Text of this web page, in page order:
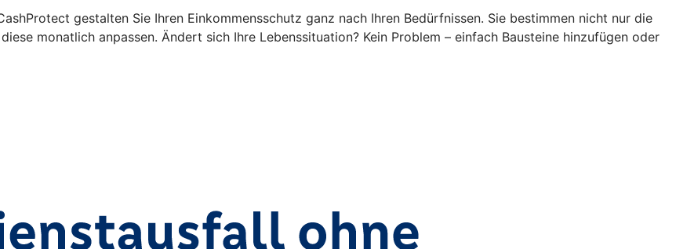
gestalten Sie Ihren Einkommensschutz ganz nach Ihren Bedürfnissen. Sie bestimmen nicht nur die
monatlich anpassen. Ändert sich Ihre Lebenssituation? Kein Problem – einfach Bausteine hinzufügen oder